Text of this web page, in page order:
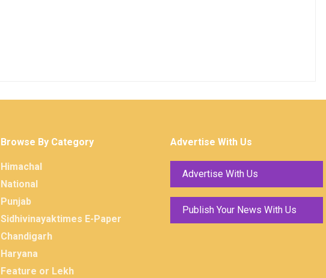
Browse By Category
Himachal
National
Punjab
Sidhivinayaktimes E-Paper
Chandigarh
Haryana
Feature or Lekh
Advertise With Us
Advertise With Us
Publish Your News With Us